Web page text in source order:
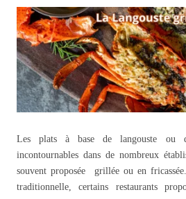
Les plats à base de langouste ou
incontournables dans de nombreux
souvent proposée grillée ou en
traditionnelle, certains restaurants